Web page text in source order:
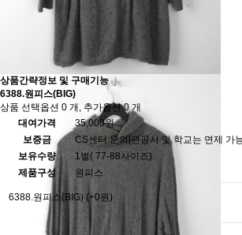
상품간략정보 및 구매기능
6388.원피스(BIG)
상품 선택옵션 0 개, 추가옵션 0 개
대여가격
35,000원
보증금
CS센터 문의[관공서 및 학교는 면제 가
보유수량
1벌( 77-88사이즈)
제품구성
원피스
6388.원피스(BIG) (+0원)